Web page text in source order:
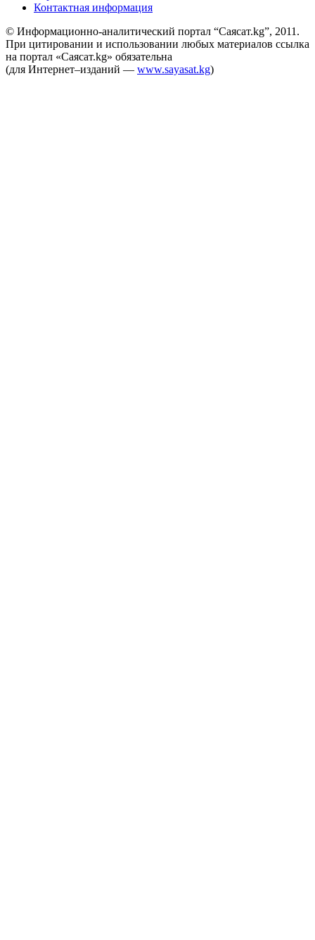
Контактная информация
© Информационно-аналитический портал “Саясат.kg”, 2011.
При цитировании и использовании любых материалов ссылка
на портал «Саясат.kg» обязательна
(для Интернет–изданий — www.sayasat.kg)